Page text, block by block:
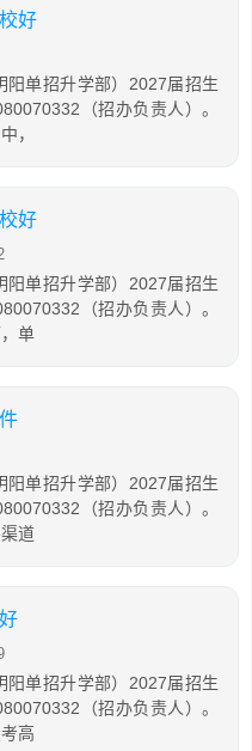
好
阳单招升学部）2027届招生
（招办负责人）。
，
好
阳单招升学部）2027届招生
（招办负责人）。
单
阳单招升学部）2027届招生
（招办负责人）。
道
阳单招升学部）2027届招生
（招办负责人）。
高